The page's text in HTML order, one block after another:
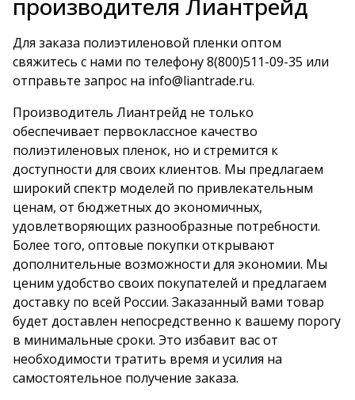
производителя Лиантрейд
Для заказа полиэтиленовой пленки оптом
свяжитесь с нами по телефону8(800)511-09-35 или
отправьте запрос на info@liantrade.ru.
Производитель Лиантрейд не только
обеспечивает первоклассное качество
полиэтиленовых пленок, но и стремится к
доступности для своих клиентов. Мы предлагаем
широкий спектр моделей по привлекательным
ценам, от бюджетных до экономичных,
удовлетворяющих разнообразные потребности.
Более того, оптовые покупки открывают
дополнительные возможности для экономии. Мы
ценим удобство своих покупателей и предлагаем
доставку по всей России. Заказанный вами товар
будет доставлен непосредственно к вашему порогу
в минимальные сроки. Это избавит вас от
необходимости тратить время и усилия на
самостоятельное получение заказа.